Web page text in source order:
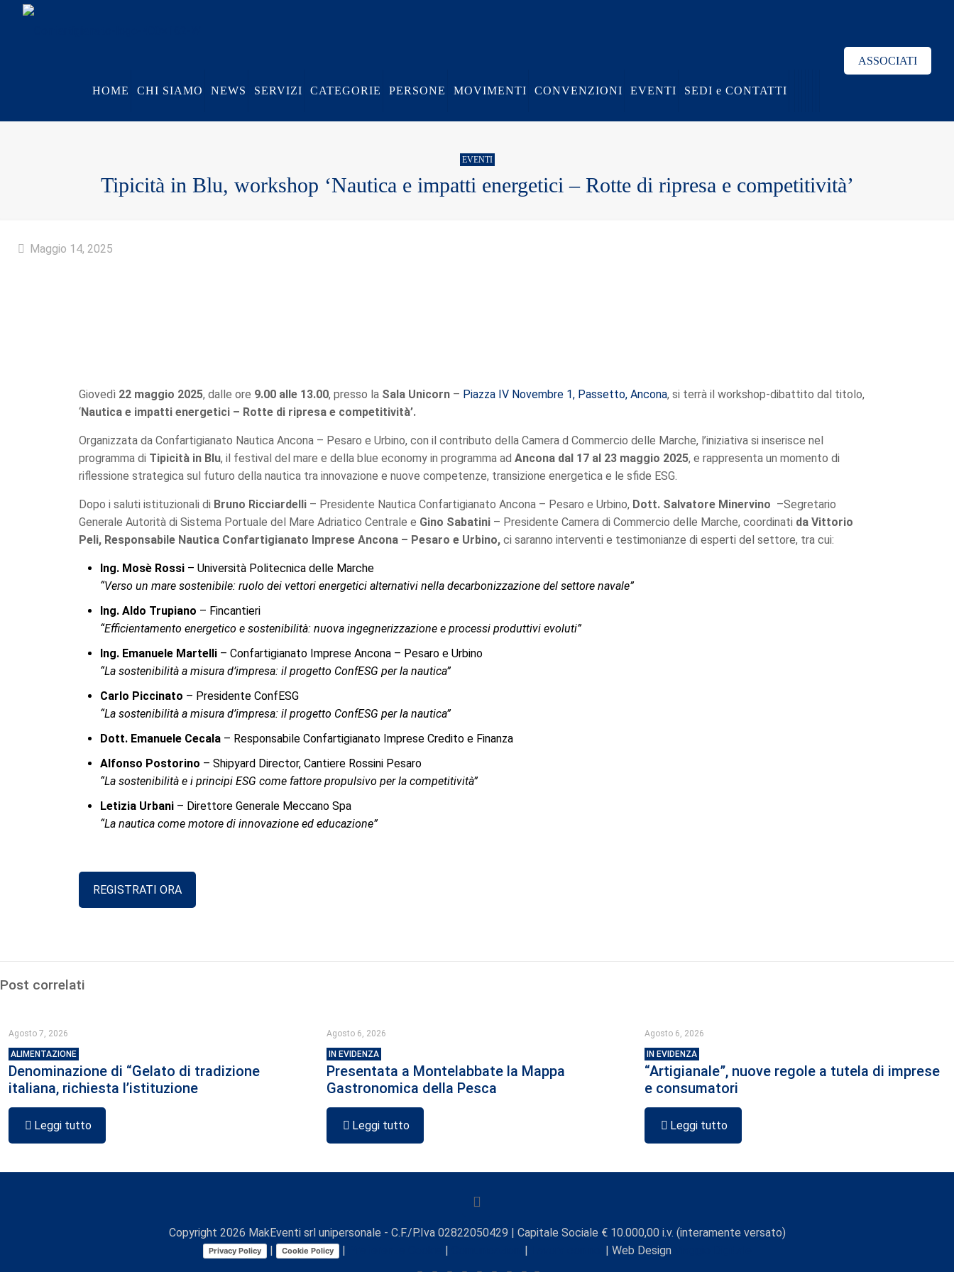
HOME CHI SIAMO NEWS SERVIZI CATEGORIE PERSONE MOVIMENTI CONVENZIONI EVENTI SEDI e CONTATTI
ASSOCIATI
EVENTI
Tipicità in Blu, workshop ‘Nautica e impatti energetici – Rotte di ripresa e competitività’
Maggio 14, 2025
Giovedì 22 maggio 2025, dalle ore 9.00 alle 13.00, presso la Sala Unicorn – Piazza IV Novembre 1, Passetto, Ancona, si terrà il workshop-dibattito dal titolo,
‘Nautica e impatti energetici – Rotte di ripresa e competitività’.
Organizzata da Confartigianato Nautica Ancona – Pesaro e Urbino, con il contributo della Camera d Commercio delle Marche, l’iniziativa si inserisce nel
programma di Tipicità in Blu, il festival del mare e della blue economy in programma adAncona dal 17 al 23 maggio 2025, e rappresenta un momento di
riflessione strategica sul futuro della nautica tra innovazione e nuove competenze, transizione energetica e le sfide ESG.
Dopo i saluti istituzionali di Bruno Ricciardelli – Presidente Nautica Confartigianato Ancona – Pesaro e Urbino, Dott. Salvatore Minervino –Segretario
Generale Autorità di Sistema Portuale del Mare Adriatico Centrale e Gino Sabatini – Presidente Camera di Commercio delle Marche, coordinati da Vittorio
Peli, Responsabile Nautica Confartigianato Imprese Ancona – Pesaro e Urbino,ci saranno interventi e testimonianze di esperti del settore, tra cui:
Ing. Mosè Rossi – Università Politecnica delle Marche
“Verso un mare sostenibile: ruolo dei vettori energetici alternativi nella decarbonizzazione del settore navale”
Ing. Aldo Trupiano – Fincantieri
“Efficientamento energetico e sostenibilità: nuova ingegnerizzazione e processi produttivi evoluti”
Ing. Emanuele Martelli – Confartigianato Imprese Ancona – Pesaro e Urbino
“La sostenibilità a misura d’impresa: il progetto ConfESG per la nautica”
Carlo Piccinato – Presidente ConfESG
“La sostenibilità a misura d’impresa: il progetto ConfESG per la nautica”
Dott. Emanuele Cecala – Responsabile Confartigianato Imprese Credito e Finanza
Alfonso Postorino – Shipyard Director, Cantiere Rossini Pesaro
“La sostenibilità e i principi ESG come fattore propulsivo per la competitività”
Letizia Urbani – Direttore Generale Meccano Spa
“La nautica come motore di innovazione ed educazione”
REGISTRATI ORA
Post correlati
Agosto 7, 2026
ALIMENTAZIONE
Denominazione di “Gelato di tradizione
italiana, richiesta l’istituzione
Leggi tutto
Agosto 6, 2026
IN EVIDENZA
Presentata a Montelabbate la Mappa
Gastronomica della Pesca
Leggi tutto
Agosto 6, 2026
IN EVIDENZA
“Artigianale”, nuove regole a tutela di imprese
e consumatori
Leggi tutto
Copyright 2026 MakEventi srl unipersonale - C.F./P.Iva 02822050429 | Capitale Sociale € 10.000,00 i.v. (interamente versato)
Privacy Policy | Cookie Policy | | | | Web Design